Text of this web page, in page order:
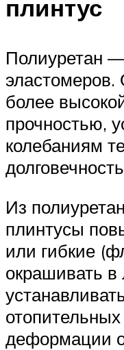
плинтус
Полиуретан
эластомеров.
более
прочностью,
колебаниям
Из
плинтусы
или гибкие
окрашивать
деформации